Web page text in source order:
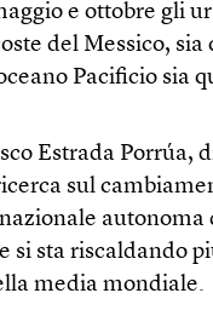
e ottobre gli
del Messico, sia
Pacificio sia
Estrada Porrúa,
sul
autonoma
si sta riscaldando
media mondiale.